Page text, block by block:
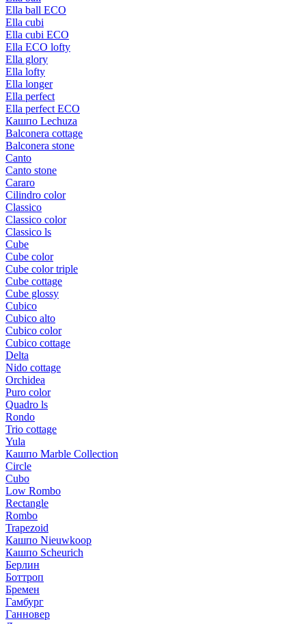
Ella ball ECO
Ella cubi
Ella cubi ECO
Ella ECO lofty
Ella glory
Ella lofty
Ella longer
Ella perfect
Ella perfect ECO
Кашпо Lechuza
Balconera cottage
Balconera stone
Canto
Canto stone
Cararo
Cilindro color
Classico
Classico color
Classico ls
Cube
Cube color
Cube color triple
Cube cottage
Cube glossy
Cubico
Cubico alto
Cubico color
Cubico cottage
Delta
Nido cottage
Orchidea
Puro color
Quadro ls
Rondo
Trio cottage
Yula
Кашпо Marble Collection
Circle
Cubo
Low Rombo
Rectangle
Rombo
Trapezoid
Кашпо Nieuwkoop
Кашпо Scheurich
Берлин
Боттроп
Бремен
Гамбург
Ганновер